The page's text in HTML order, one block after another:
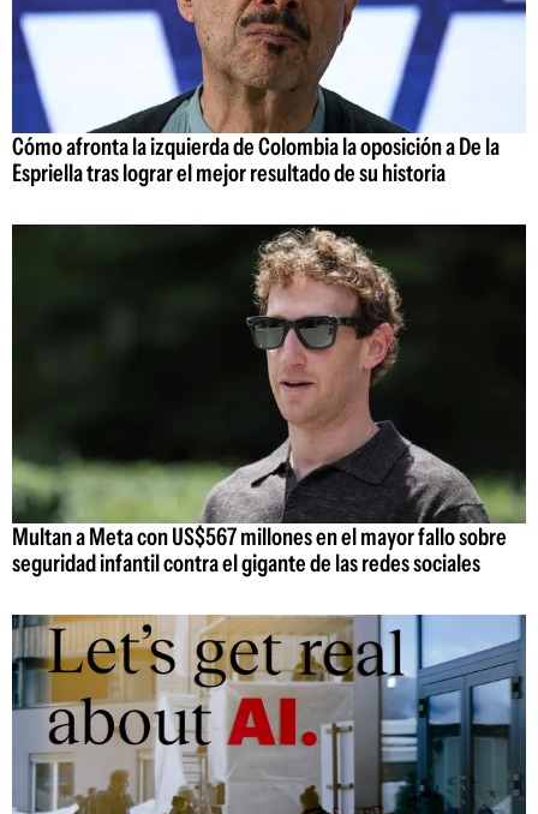
Cómo afronta la izquierda de Colombia la oposición a De la
Espriella tras lograr el mejor resultado de su historia
Multan a Meta con US$567 millones en el mayor fallo sobre
seguridad infantil contra el gigante de las redes sociales